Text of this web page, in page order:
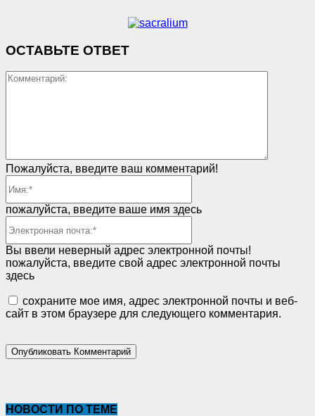
ОСТАВЬТЕ ОТВЕТ
Пожалуйста, введите ваш комментарий!
пожалуйста, введите ваше имя здесь
Вы ввели неверный адрес электронной почты!
пожалуйста, введите свой адрес электронной почты
здесь
сохраните мое имя, адрес электронной почты и веб-
сайт в этом браузере для следующего комментария.
НОВОСТИ ПО ТЕМЕ